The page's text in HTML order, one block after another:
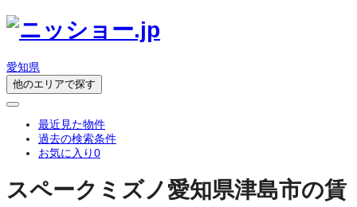
愛知県
他のエリアで探す
最近見た物件
過去の検索条件
お気に入り0
スペークミズノ愛知県津島市の賃